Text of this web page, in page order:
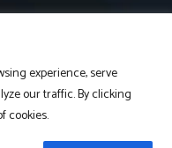
experience, serve
our traffic. By clicking
cookies.